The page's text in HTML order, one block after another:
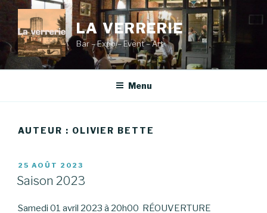
contenu
principal
LA VERRERIE
Bar – Expo – Event – Art
Menu
AUTEUR : OLIVIER BETTE
PUBLIÉ
LE
25 AOÛT 2023
Saison 2023
Samedi 01 avril 2023 à 20h00 RÉOUVERTURE